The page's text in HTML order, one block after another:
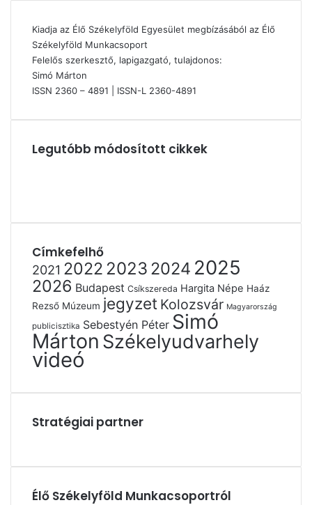
Kiadja az Élő Székelyföld Egyesület megbízásából az Élő
Székelyföld Munkacsoport
Felelős szerkesztő, lapigazgató, tulajdonos:
Simó Márton
ISSN 2360 – 4891 | ISSN-L 2360-4891
Legutóbb módosított cikkek
Címkefelhő
2021 2022 2023 2024 2025
2026 Budapest Csíkszereda Hargita Népe Haáz
Rezső Múzeum jegyzet Kolozsvár Magyarország
publicisztika Sebestyén Péter Simó
Márton Székelyudvarhely
videó
Stratégiai partner
Élő Székelyföld Munkacsoportról